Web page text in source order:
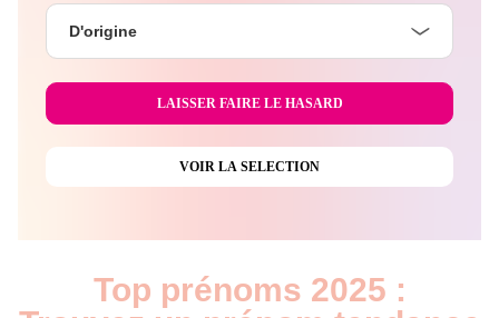
D'origine
Top prénoms 2025 :